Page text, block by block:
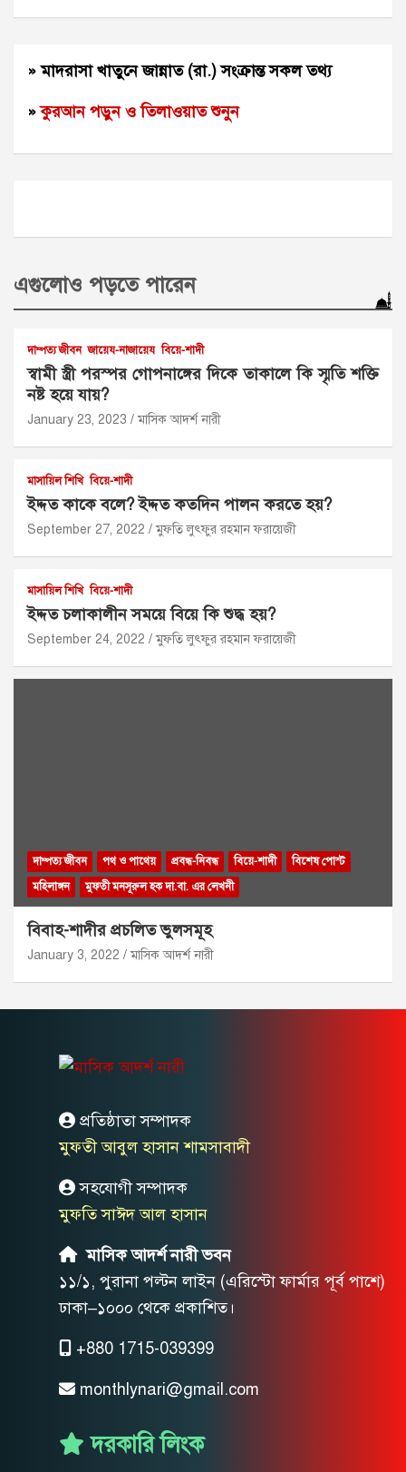
» মাদরাসা খাতুনে জান্নাত (রা.) সংক্রান্ত সকল তথ্য
» কুরআন পড়ুন ও তিলাওয়াত শুনুন
এগুলোও পড়তে পারেন
দাম্পত্য জীবন জায়েয-নাজায়েয বিয়ে-শাদী
স্বামী স্ত্রী পরস্পর গোপনাঙ্গের দিকে তাকালে কি স্মৃতি শক্তি
নষ্ট হয়ে যায়?
January 23, 2023 মাসিক আদর্শ নারী
মাসায়িল শিখি বিয়ে-শাদী
ইদ্দত কাকে বলে? ইদ্দত কতদিন পালন করতে হয়?
September 27, 2022 মুফতি লুৎফুর রহমান ফরায়েজী
মাসায়িল শিখি বিয়ে-শাদী
ইদ্দত চলাকালীন সময়ে বিয়ে কি শুদ্ধ হয়?
September 24, 2022 মুফতি লুৎফুর রহমান ফরায়েজী
দাম্পত্য জীবন পথ ও পাথেয় প্রবন্ধ-নিবন্ধ বিয়ে-শাদী
বিশেষ পোস্ট
মহিলাঙ্গন
মুফতী মনসূরুল হক দা.বা. এর লেখনী
বিবাহ-শাদীর প্রচলিত ভুলসমূহ
January 3, 2022 মাসিক আদর্শ নারী
প্রতিষ্ঠাতা সম্পাদক
মুফতী আবুল হাসান শামসাবাদী
সহযোগী সম্পাদক
মুফতি সাঈদ আল হাসান
মাসিক আদর্শ নারী ভবন
১১/১, পুরানা পল্টন লাইন (এরিস্টো ফার্মার পূর্ব পাশে)
ঢাকা–১০০০ থেকে প্রকাশিত।
+880 1715-039399
monthlynari@gmail.com
দরকারি লিংক